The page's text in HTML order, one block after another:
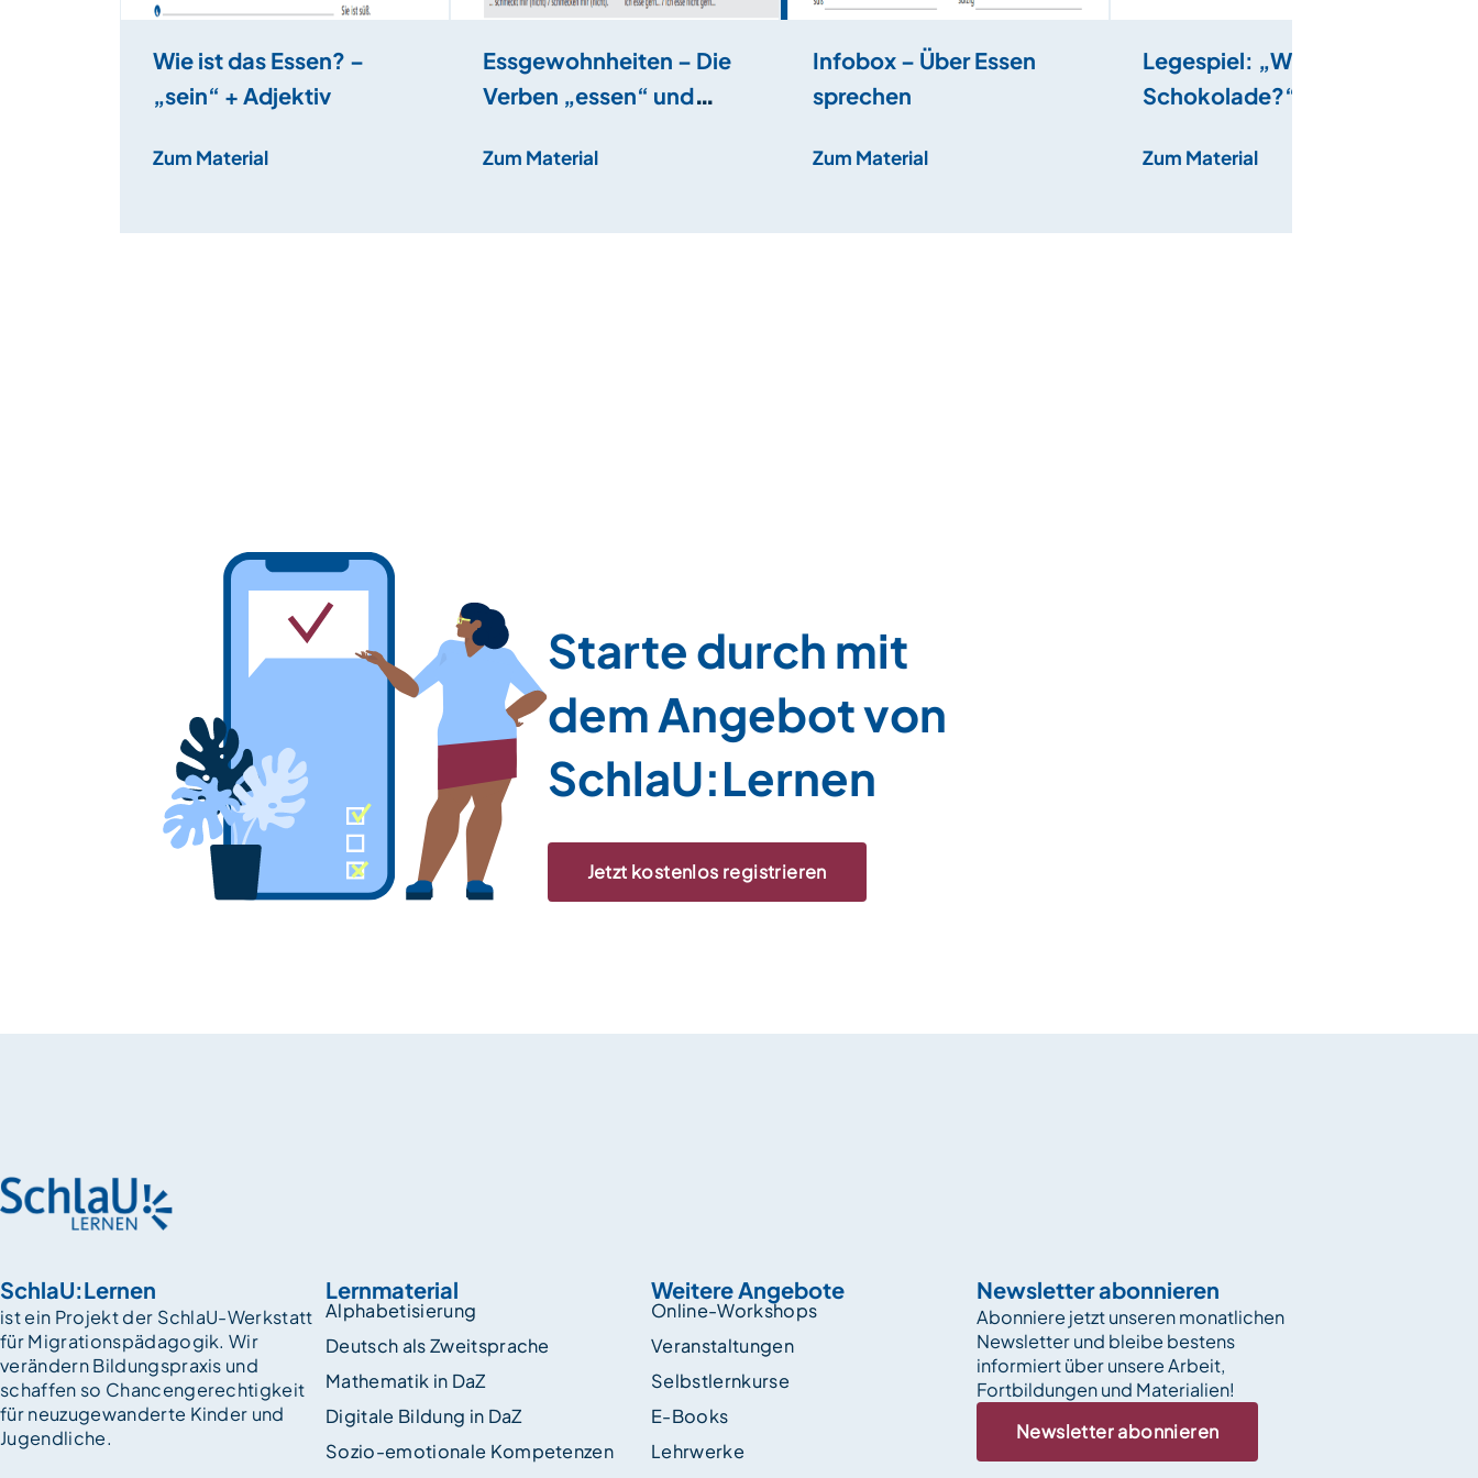
Wie ist das Essen? –
„sein“ + Adjektiv
Zum Material
Essgewohnheiten – Die
Verben „essen“ und
Zum Material
Infobox – Über Essen
sprechen
Zum Material
Legespiel: „Wie ist die
Schokolade?“ –
Zum Material
Starte durch mit
dem Angebot von
SchlaU:Lernen
Jetzt kostenlos registrieren
SchlaU:Lernen
ist ein Projekt der SchlaU-Werkstatt
für Migrationspädagogik. Wir
verändern Bildungspraxis und
schaffen so Chancen­gerechtigkeit
für neuzugewanderte Kinder und
Jugendliche.
Lernmaterial
Alphabetisierung
Deutsch als Zweitsprache
Mathematik in DaZ
Digitale Bildung in DaZ
Sozio-emotionale Kompetenzen
Weitere Angebote
Online-Workshops
Veranstaltungen
Selbstlernkurse
E-Books
Lehrwerke
Newsletter abonnieren
Abonniere jetzt unseren monatlichen
Newsletter und bleibe bestens
informiert über unsere Arbeit,
Fortbildungen und Materialien!
Newsletter abonnieren